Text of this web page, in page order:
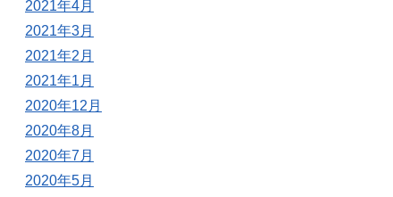
2021年4月
2021年3月
2021年2月
2021年1月
2020年12月
2020年8月
2020年7月
2020年5月